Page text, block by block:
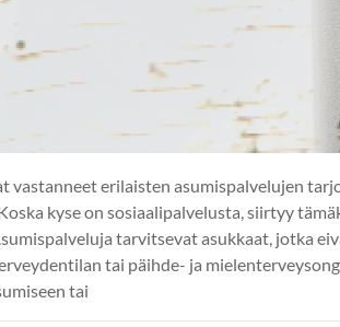
vastanneet erilaisten asumispalvelujen
kyse on sosiaalipalvelusta, siirtyy
tarvitsevat asukkaat, jotka
tai päihde- ja
tai